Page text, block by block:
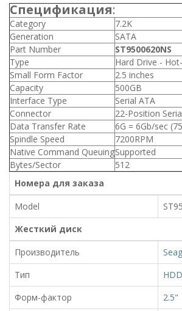
Спецификация:
Category
7.2K
Generation
SATA
Part Number
ST9500620NS
Type
Hard Drive -
Small Form Factor
2.5 inches
Capacity
500GB
Interface Type
Serial ATA
Connector
22-Position
Data Transfer Rate
6G = 6Gb/sec
Spindle Speed
7200RPM
Native Command QueuingSupported
Bytes/Sector
512
Номера для заказа
Model
Жесткий диск
Производитель
Тип
HDD
Форм-фактор
2.5"